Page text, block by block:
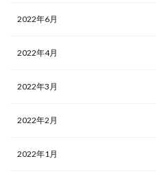
2022年6月
2022年4月
2022年3月
2022年2月
2022年1月